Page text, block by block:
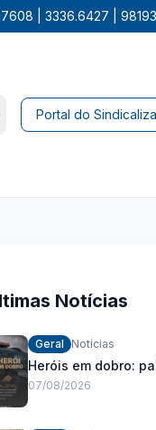
| 3336.6427 |
Portal do
Notícias
Geral Notícias
Heróis em dobro:
07/08/2026